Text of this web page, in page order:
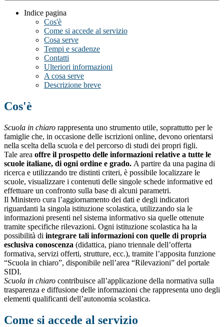
Indice pagina
Cos'è
Come si accede al servizio
Cosa serve
Tempi e scadenze
Contatti
Ulteriori informazioni
A cosa serve
Descrizione breve
Cos'è
Scuola in chiaro rappresenta uno strumento utile, soprattutto per le
famiglie che, in occasione delle iscrizioni online, devono orientarsi
nella scelta della scuola e del percorso di studi dei propri figli.
Tale area offre il prospetto delle informazioni relative a tutte le
scuole italiane, di ogni ordine e grado. A partire da una pagina di
ricerca e utilizzando tre distinti criteri, è possibile localizzare le
scuole, visualizzare i contenuti delle singole schede informative ed
effettuare un confronto sulla base di alcuni parametri.
Il Ministero cura l’aggiornamento dei dati e degli indicatori
riguardanti la singola istituzione scolastica, utilizzando sia le
informazioni presenti nel sistema informativo sia quelle ottenute
tramite specifiche rilevazioni. Ogni istituzione scolastica ha la
possibilità di integrare tali informazioni con quelle di propria
esclusiva conoscenza (didattica, piano triennale dell’offerta
formativa, servizi offerti, strutture, ecc.), tramite l’apposita funzione
“Scuola in chiaro”, disponibile nell’area “Rilevazioni” del portale
SIDI.
Scuola in chiaro contribuisce all’applicazione della normativa sulla
trasparenza e diffusione delle informazioni che rappresenta uno degli
elementi qualificanti dell’autonomia scolastica.
Come si accede al servizio